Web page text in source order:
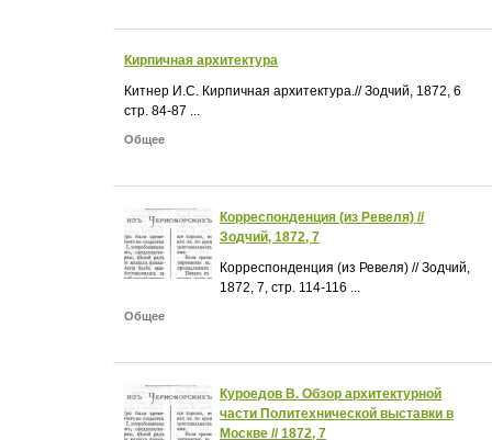
Кирпичная архитектура
Китнер И.С. Кирпичная архитектура.// Зодчий, 1872, 6
стр. 84-87 ...
Общее
Корреспонденция (из Ревеля) //
Зодчий, 1872, 7
Корреспонденция (из Ревеля) // Зодчий,
1872, 7, стр. 114-116 ...
Общее
Куроедов В. Обзор архитектурной
части Политехнической выставки в
Москве // 1872, 7